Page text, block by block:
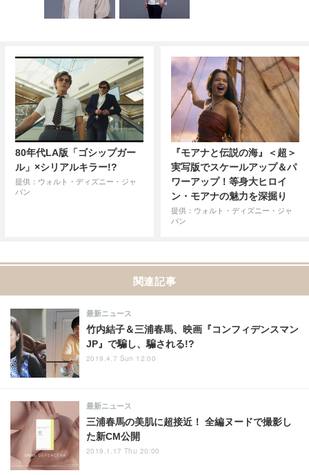
80年代LA版「ゴシップガー
ル」×シリアルキラー!?
提供：ウォルト・ディズニー・ジャ
パン
『モアナと伝説の海』＜超＞
実写版でスケールアップ＆パ
ワーアップ！等身大ヒロイ
ン・モアナの魅力を深掘り
提供：ウォルト・ディズニー・ジャ
パン
関連記事
竹内結子＆三浦春馬、映画『コンフィデンスマン
JP』で騙し、騙される!?
最新ニュース
2019.4.7 Sun 12:00
三浦春馬の美肌に超接近！ 全編ヌードで撮影し
た新CM公開
最新ニュース
2019.1.17 Thu 20:00